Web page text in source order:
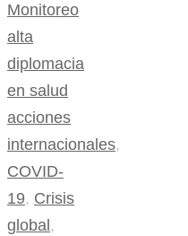
Monitoreo
alta
diplomacia
en salud
acciones
internacionales,
COVID-
19, Crisis
global ,